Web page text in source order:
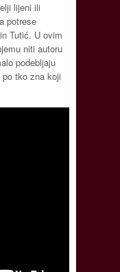
lijeni ili
potrese
Tutić. U ovim
niti autoru
podebljaju
tko zna koji